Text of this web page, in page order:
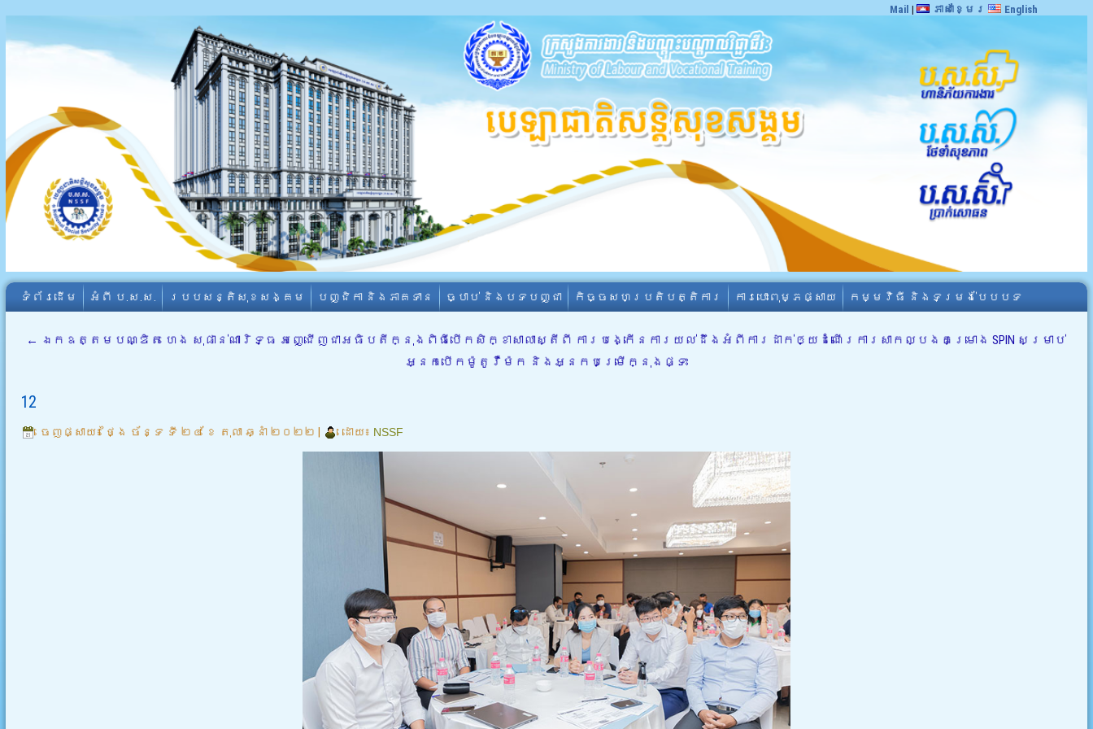
Mail | ភាសាខ្មែរ English
ទំព័រដើម អំពី​ ប.ស.ស. របបសន្តិសុខសង្គម បញ្ជិកា និងភាគទាន ច្បាប់ និងបទបញ្ជា កិច្ចសហប្រតិបត្តិការ ការបោះពុម្ភផ្សាយ កម្មវិធី និងទម្រង់បែបបទ
← ឯកឧត្តមបណ្ឌិត ហេង សុផាន់ណារិទ្ធ អញ្ជើញជាអធិបតីក្នុងពិធីបើកសិក្ខាសាលាស្តីពី ការបង្កើនការយល់ដឹងអំពីការដាក់ឲ្យដំណើរការសាកល្បងគម្រោង SPIN សម្រាប់
អ្នកបើកម៉ូតូរ៉ឺម៉ក និងអ្នកបម្រើក្នុងផ្ទះ
12
ចេញផ្សាយ៖ ថ្ងៃ ច័ន្ទ ទី ២៤ ខែ តុលា ឆ្នាំ ២០២២ ដោយ៖ NSSF